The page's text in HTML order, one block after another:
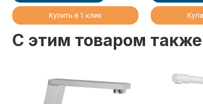
Купить в 1 клик
C этим товаром